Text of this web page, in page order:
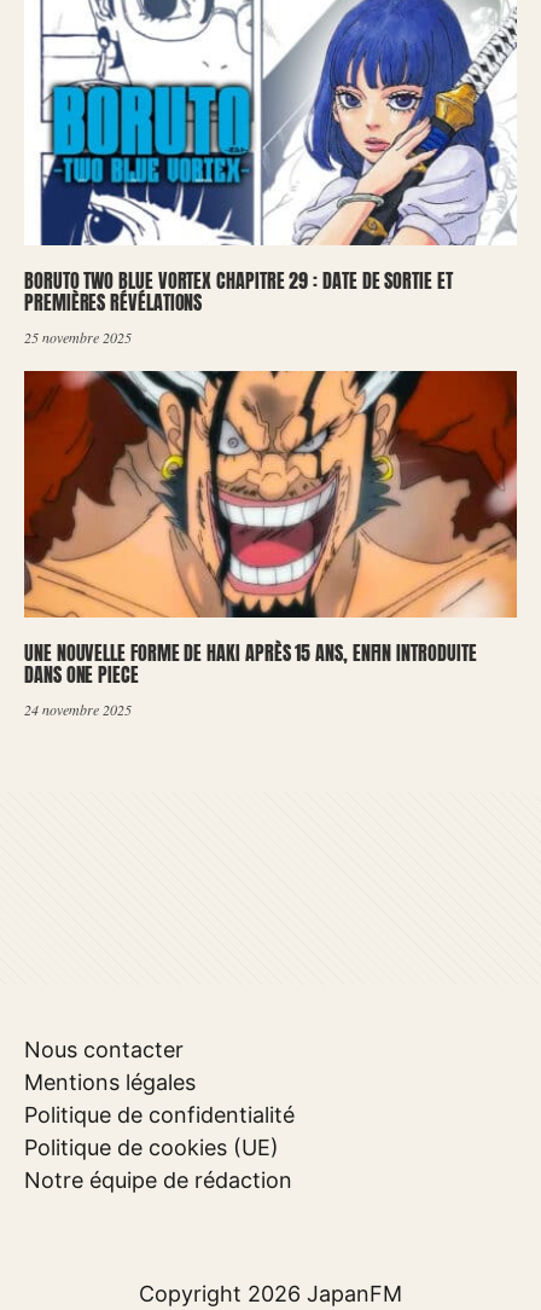
BORUTO TWO BLUE VORTEX CHAPITRE 29 : DATE DE SORTIE ET
PREMIÈRES RÉVÉLATIONS
25 novembre 2025
UNE NOUVELLE FORME DE HAKI APRÈS 15 ANS, ENFIN INTRODUITE
DANS ONE PIECE
24 novembre 2025
Nous contacter
Mentions légales
Politique de confidentialité
Politique de cookies (UE)
Notre équipe de rédaction
Copyright 2026 JapanFM